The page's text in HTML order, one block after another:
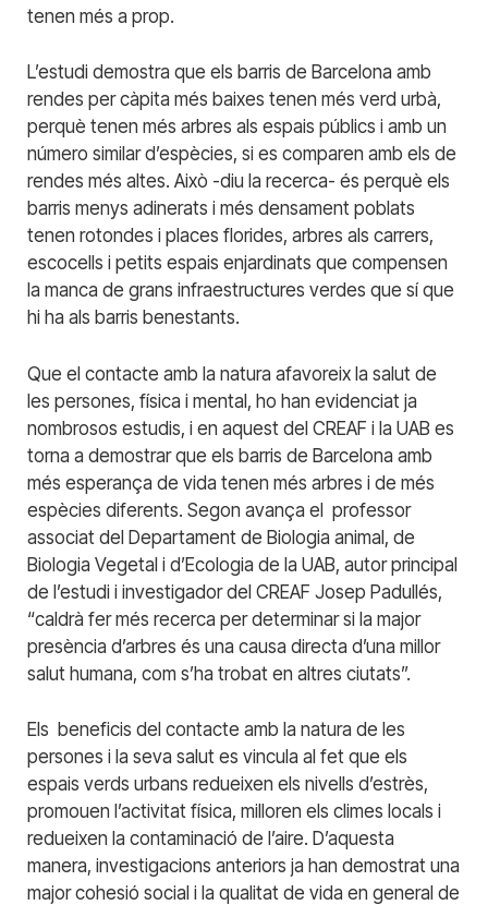
tenen més a prop.
L’estudi demostra que els barris de Barcelona amb
rendes per càpita més baixes tenen més verd urbà,
perquè tenen més arbres als espais públics i amb un
número similar d’espècies, si es comparen amb els de
rendes més altes. Això -diu la recerca- és perquè els
barris menys adinerats i més densament poblats
tenen rotondes i places florides, arbres als carrers,
escocells i petits espais enjardinats que compensen
la manca de grans infraestructures verdes que sí que
hi ha als barris benestants.
Que el contacte amb la natura afavoreix la salut de
les persones, física i mental, ho han evidenciat ja
nombrosos estudis, i en aquest del CREAF i la UAB es
torna a demostrar que els barris de Barcelona amb
més esperança de vida tenen més arbres i de més
espècies diferents. Segon avança el professor
associat del Departament de Biologia animal, de
Biologia Vegetal i d’Ecologia de la UAB, autor principal
de l’estudi i investigador del CREAF Josep Padullés,
“caldrà fer més recerca per determinar si la major
presència d’arbres és una causa directa d’una millor
salut humana, com s’ha trobat en altres ciutats”.
Els beneficis del contacte amb la natura de les
persones i la seva salut es vincula al fet que els
espais verds urbans redueixen els nivells d’estrès,
promouen l’activitat física, milloren els climes locals i
redueixen la contaminació de l’aire. D’aquesta
manera, investigacions anteriors ja han demostrat una
major cohesió social i la qualitat de vida en general de